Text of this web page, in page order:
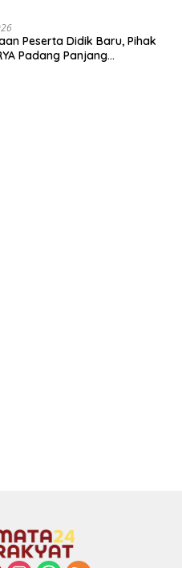
Peserta Didik Baru, Pihak
Padang Panjang